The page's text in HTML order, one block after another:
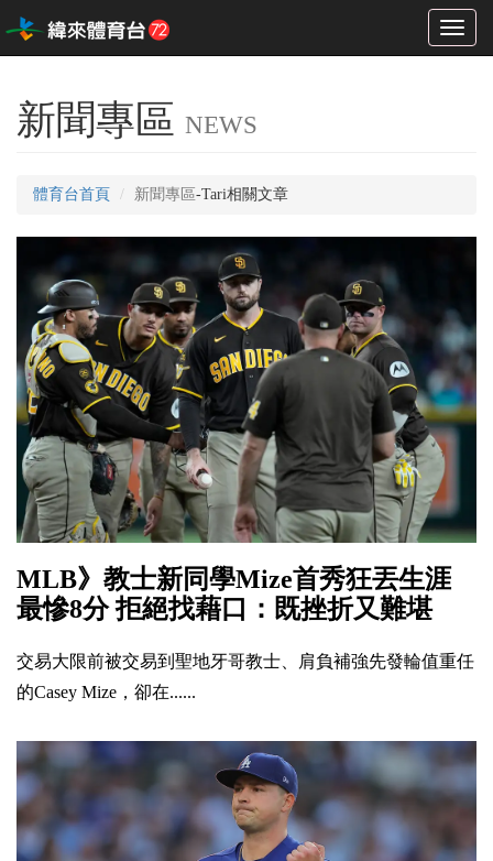
Toggle
新聞專區 NEWS
體育台首頁 新聞專區-Tari相關文章
MLB》教士新同學Mize首秀狂丟生涯
最慘8分 拒絕找藉口：既挫折又難堪
交易大限前被交易到聖地牙哥教士、肩負補強先發輪值重任
的Casey Mize，卻在......